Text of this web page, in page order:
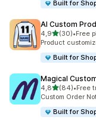
Built for
AI Custom
4,9z 5 hvězd
(30)
Celkový počet
•Free
Product
Built for
Magical
4,8z 5 hvězd
(84)
Celkový počet
•Free
Custom Order
Built for